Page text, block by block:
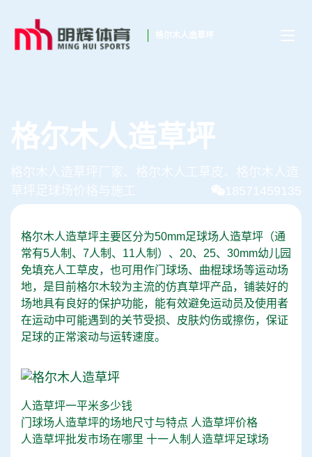
格尔木人造草坪
格尔木人造草坪
格尔木人造草坪厂家、格尔木人工草皮、格尔木人造
草坪足球场价格与施工
18571459135
格尔木人造草坪主要区分为50mm足球场人造草坪（通
常有5人制、7人制、11人制）、20、25、30mm幼儿园
免填充人工草皮，也可用作门球场、曲棍球场等运动场
地，是目前格尔木较为主流的仿真草坪产品，铺装好的
场地具有良好的保护功能，能有效避免运动员及使用者
在运动中可能遇到的关节受损、皮肤灼伤或擦伤，保证
足球的正常滚动与运转速度。
人造草坪一平米多少钱
门球场人造草坪的场地尺寸与特点 人造草坪价格
人造草坪批发市场在哪里 十一人制人造草坪足球场